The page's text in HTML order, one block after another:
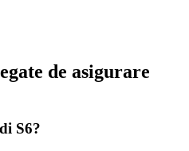
de asigurare
S6?